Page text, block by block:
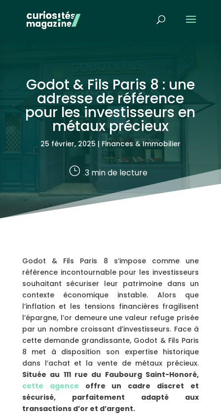
Godot & Fils Paris 8 : une
adresse de référence
pour les investisseurs en
métaux précieux
25 février, 2025 | Finances & Immobilier
} 3min de lecture
Godot & Fils Paris 8 s’impose comme une
référence incontournable pour les investisseurs
souhaitant sécuriser leur patrimoine dans un
contexte économique instable. Alors que
l’inflation et les tensions financières fragilisent
l’épargne, l’or demeure une valeur refuge prisée
par un nombre croissant d’investisseurs. Face à
cette demande grandissante, Godot & Fils Paris
8 met à disposition son expertise historique
dans l’achat et la vente de métaux précieux.
Située au 111 rue du Faubourg Saint-Honoré,
cette agence offre un cadre discret et
sécurisé, parfaitement adapté aux
transactions d’or et d’argent.